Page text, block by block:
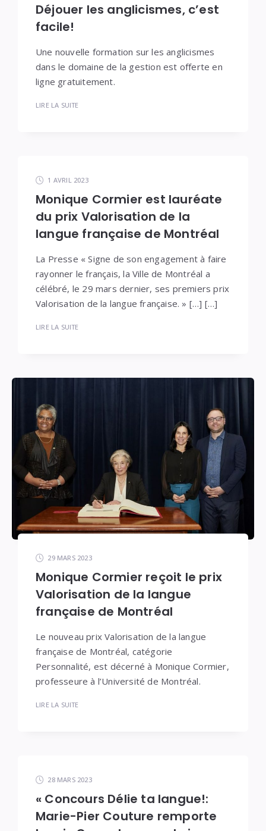
Déjouer les anglicismes, c’est
facile!
Une nouvelle formation sur les anglicismes
dans le domaine de la gestion est offerte en
ligne gratuitement.
LIRE LA SUITE
1 AVRIL 2023
Monique Cormier est lauréate
du prix Valorisation de la
langue française de Montréal
La Presse « Signe de son engagement à faire
rayonner le français, la Ville de Montréal a
célébré, le 29 mars dernier, ses premiers prix
Valorisation de la langue française. » […] […]
LIRE LA SUITE
29 MARS 2023
Monique Cormier reçoit le prix
Valorisation de la langue
française de Montréal
Le nouveau prix Valorisation de la langue
française de Montréal, catégorie
Personnalité, est décerné à Monique Cormier,
professeure à l’Université de Montréal.
LIRE LA SUITE
28 MARS 2023
« Concours Délie ta langue!:
Marie-Pier Couture remporte